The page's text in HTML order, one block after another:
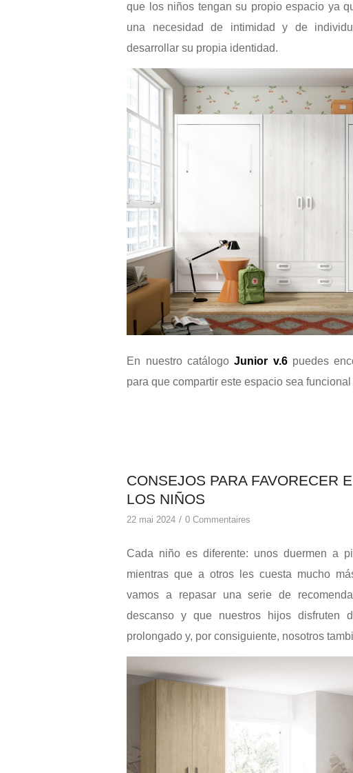
que los niños tengan su propio espacio ya
una necesidad de intimidad y de
desarrollar su propia identidad.
En nuestro catálogo Junior v.6 puedes
para que compartir este espacio sea
CONSEJOS PARA FAVORECER
LOS NIÑOS
22 mai 2024 / 0 Commentaires
Cada niño es diferente: unos duermen a
mientras que a otros les cuesta mucho
vamos a repasar una serie de
descanso y que nuestros hijos disfruten
prolongado y, por consiguiente, nosotros